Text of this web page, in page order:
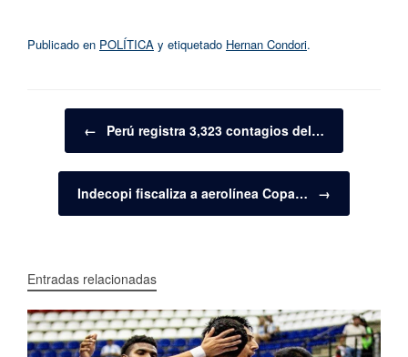
Publicado en POLÍTICA y etiquetado Hernan Condori.
Navegador de artículos
← Perú registra 3,323 contagios del…
Indecopi fiscaliza a aerolínea Copa… →
Entradas relacionadas